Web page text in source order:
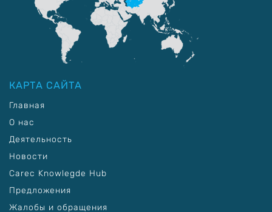
КАРТА САЙТА
Главная
О нас
Деятельность
Новости
Carec Knowlegde Hub
Предложения
Жалобы и обращения